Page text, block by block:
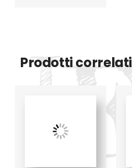
Prodotti correlati